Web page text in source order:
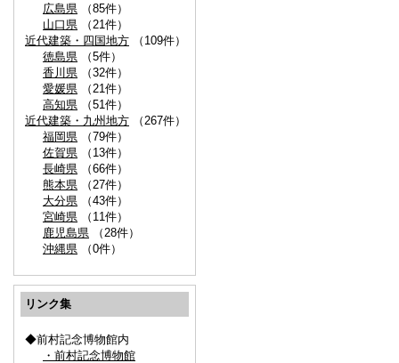
広島県 （85件）
山口県 （21件）
近代建築・四国地方 （109件）
徳島県 （5件）
香川県 （32件）
愛媛県 （21件）
高知県 （51件）
近代建築・九州地方 （267件）
福岡県 （79件）
佐賀県 （13件）
長崎県 （66件）
熊本県 （27件）
大分県 （43件）
宮崎県 （11件）
鹿児島県 （28件）
沖縄県 （0件）
リンク集
◆前村記念博物館内
・前村記念博物館